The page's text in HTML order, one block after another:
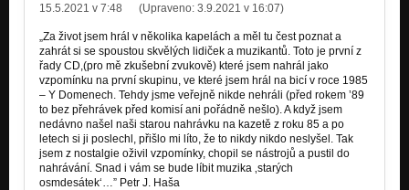
15.5.2021 v 7:48 (Upraveno: 3.9.2021 v 16:07)
„Za život jsem hrál v několika kapelách a měl tu čest poznat a
zahrát si se spoustou skvělých lidiček a muzikantů. Toto je první z
řady CD,(pro mě zkušební zvukově) které jsem nahrál jako
vzpomínku na první skupinu, ve které jsem hrál na bicí v roce 1985
– Y Domenech. Tehdy jsme veřejně nikde nehráli (před rokem ’89
to bez přehrávek před komisí ani pořádně nešlo). A když jsem
nedávno našel naši starou nahrávku na kazetě z roku 85 a po
letech si ji poslechl, přišlo mi líto, že to nikdy nikdo neslyšel. Tak
jsem z nostalgie oživil vzpomínky, chopil se nástrojů a pustil do
nahrávání. Snad i vám se bude líbit muzika ‚starých
osmdesátek‘…” Petr J. Haša